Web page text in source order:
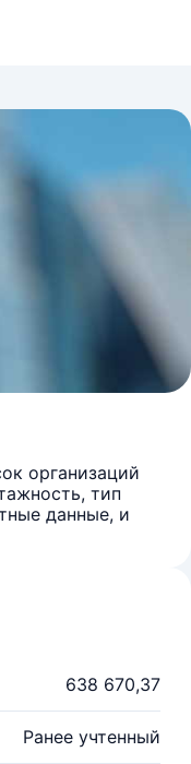
организаций
тип
данные, и
638 670,37
Ранее учтенный